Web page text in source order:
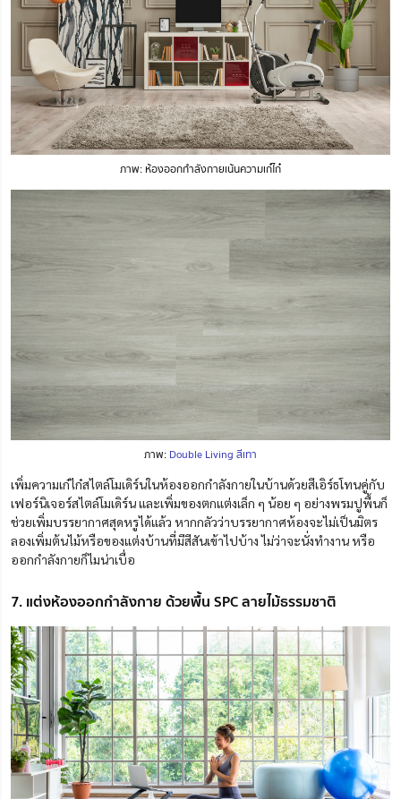
ภาพ: ห้องออกกำลังกายเน้นความเก๋ไก๋
ภาพ: Double Living สีเทา
เพิ่มความเก๋ไก๋สไตล์โมเดิร์นในห้องออกกำลังกายในบ้านด้วยสีเอิร์ธโทนคู่กับ
เฟอร์นิเจอร์สไตล์โมเดิร์น และเพิ่มของตกแต่งเล็ก ๆ น้อย ๆ อย่างพรมปูพื้นก็
ช่วยเพิ่มบรรยากาศสุดหรูได้แล้ว หากกลัวว่าบรรยากาศห้องจะไม่เป็นมิตร
ลองเพิ่มต้นไม้หรือของแต่งบ้านที่มีสีสันเข้าไปบ้าง ไม่ว่าจะนั่งทำงาน หรือ
ออกกำลังกายก็ไมน่าเบื่อ
7. แต่งห้องออกกำลังกาย ด้วยพื้น SPC ลายไม้ธรรมชาติ